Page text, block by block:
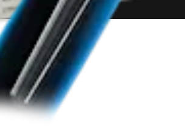
Columna vertebral